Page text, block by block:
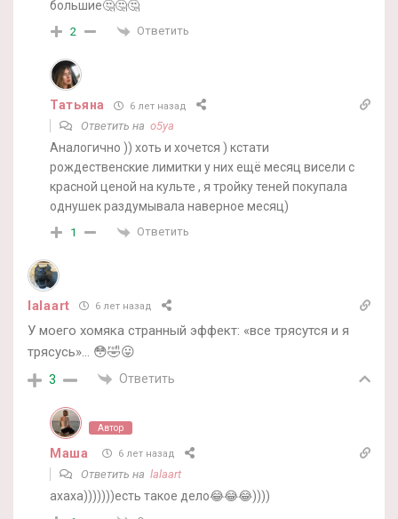
большие🤔🤔🤔
2 Ответить
Татьяна 6 лет назад
Ответить на o5ya
Аналогично )) хоть и хочется ) кстати
рождественские лимитки у них ещё месяц висели с
красной ценой на культе , я тройку теней покупала
однушек раздумывала наверное месяц)
1 Ответить
lalaart 6 лет назад
У моего хомяка странный эффект: «все трясутся и я
трясусь»… 😳🤣😛
3 Ответить
Автор
Маша 6 лет назад
Ответить на lalaart
ахаха)))))))есть такое дело😂😂😂))))